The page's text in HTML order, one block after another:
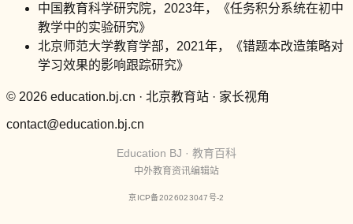
中国教育科学研究院，2023年，《任务积分系统在初中
教学中的实验研究》
北京师范大学教育学部，2021年，《错题本改造策略对
学习效果的影响跟踪研究》
© 2026 education.bj.cn · 北京教育站 · 家长视角
contact@education.bj.cn
Education BJ · 教育百科
中外教育资讯编辑站
京ICP备2026023047号-2